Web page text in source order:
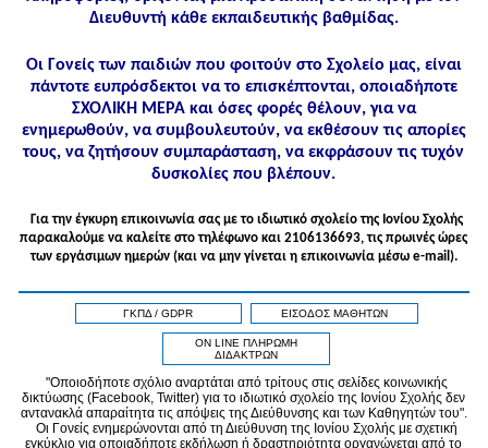
Διευθυντή κάθε εκπαιδευτικής βαθμίδας.
Οι Γονείς των παιδιών που φοιτούν στο Σχολείο μας, είναι
πάντοτε ευπρόσδεκτοι να το επισκέπτονται, οποιαδήποτε
ΣΧΟΛΙΚΗ ΜΕΡΑ και όσες φορές θέλουν, για να
ενημερωθούν, να συμβουλευτούν, να εκθέσουν τις απορίες
τους, να ζητήσουν συμπαράσταση, να εκφράσουν τις τυχόν
δυσκολίες που βλέπουν.
Για την έγκυρη επικοινωνία σας με το ιδιωτικό σχολείο της Ιονίου Σχολής
παρακαλούμε να καλείτε στo τηλέφωνo και 2106136693, τις πρωινές ώρες
των εργάσιμων ημερών (και να μην γίνεται η επικοινωνία μέσω e-mail).
ΓΚΠΔ / GDPR ΕΙΣΟΔΟΣ ΜΑΘΗΤΩΝ
ON LINE ΠΛΗΡΩΜΗ
ΔΙΔΑΚΤΡΩΝ
"Οποιοδήποτε σχόλιο αναρτάται από τρίτους στις σελίδες κοινωνικής
δικτύωσης (Facebook, Twitter) για το ιδιωτικό σχολείο της Ιονίου Σχολής δεν
αντανακλά απαραίτητα τις απόψεις της Διεύθυνσης και των Καθηγητών του".
Οι Γονείς ενημερώνονται από τη Διεύθυνση της Ιονίου Σχολής με σχετική
εγκύκλιο για οποιαδήποτε εκδήλωση ή δραστηριότητα οργανώνεται από το